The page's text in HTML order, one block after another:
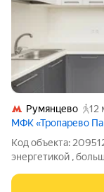
Румянцево
12
МФК «Тропарево
Код объекта:
энергетикой ,
планировка: